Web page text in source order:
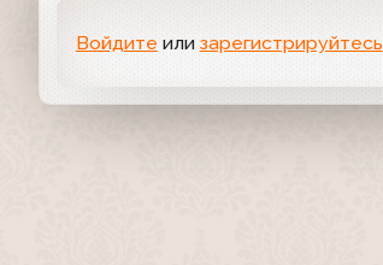
Войдите или зарегистрируйтесь